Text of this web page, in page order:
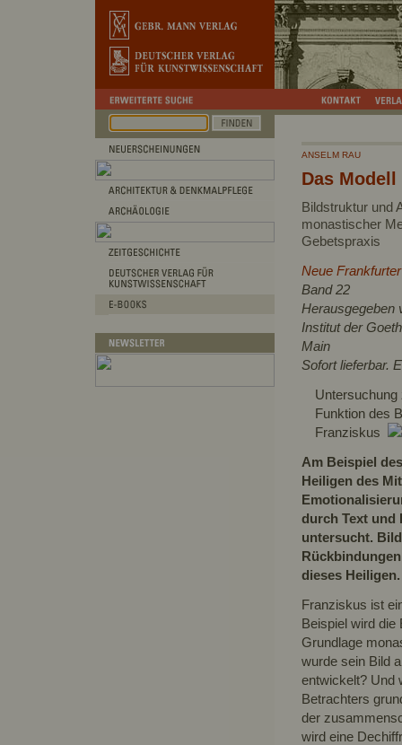
ANSELM RAU
Das
Bildstruktur und
monastischer
Gebetspraxis
Neue
Band 22
Herausgegeben
Institut der
Main
Sofort lieferbar.
Untersuchung
Funktion des
Franziskus
Am Beispiel
Heiligen des
durch Text und
untersucht.
dieses Heiligen.
Franziskus ist
Beispiel wird die
Grundlage
wurde sein Bild
entwickelt? Und
Betrachters
der
wird eine